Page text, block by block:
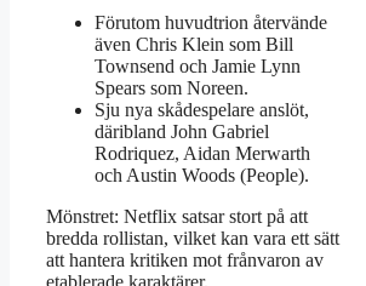
Förutom huvudtrion återvände
även Chris Klein som Bill
Townsend och Jamie Lynn
Spears som Noreen.
Sju nya skådespelare anslöt,
däribland John Gabriel
Rodriquez, Aidan Merwarth
och Austin Woods (People).
Mönstret: Netflix satsar stort på att
bredda rollistan, vilket kan vara ett sätt
att hantera kritiken mot frånvaron av